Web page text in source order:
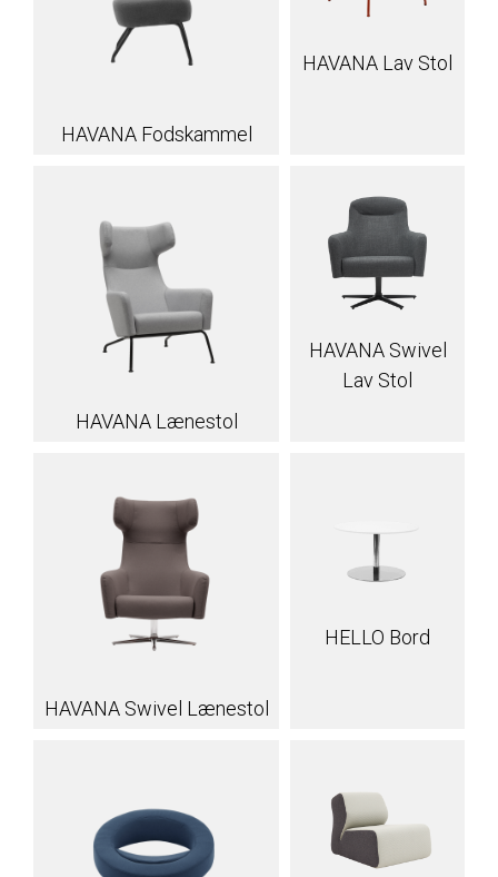
HAVANA Fodskammel
HAVANA Lav Stol
HAVANA Lænestol
HAVANA Swivel
Lav Stol
HAVANA Swivel Lænestol
HELLO Bord